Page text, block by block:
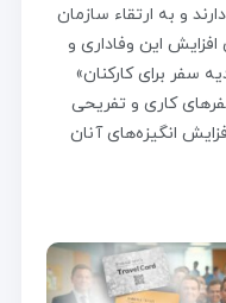
و به ارتقاء سازمان
این وفاداری و
سفر برای کارکنان»
کاری و تفریحی
انگیزه‌های آنان